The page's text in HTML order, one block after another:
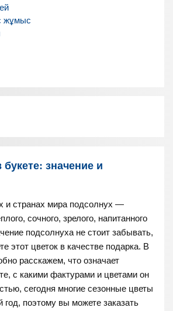
жұмыс
значение и
и странах мира подсолнух —
сочного, зрелого, напитанного
подсолнуха не стоит забывать,
этот цветок в качестве подарка. В
расскажем, что означает
с какими фактурами и цветами он
сегодня многие сезонные цветы
год, поэтому вы можете заказать